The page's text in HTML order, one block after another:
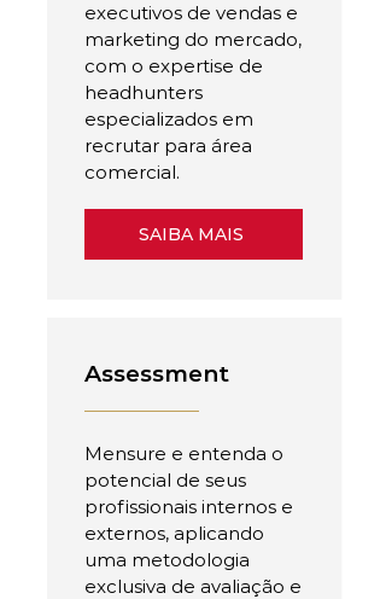
executivos de vendas e
marketing do mercado,
com o expertise de
headhunters
especializados em
recrutar para área
comercial.
SAIBA MAIS
Assessment
Mensure e entenda o
potencial de seus
profissionais internos e
externos, aplicando
uma metodologia
exclusiva de avaliação e